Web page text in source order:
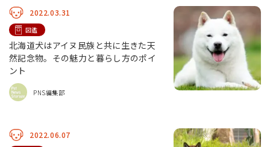
2022.03.31
図鑑
北海道犬はアイヌ民族と共に生きた天
然記念物。その魅力と暮らし方のポイ
ント
PNS編集部
2022.06.07